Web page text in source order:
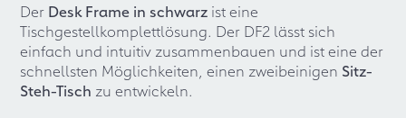
Der Desk Frame in schwarz ist eine
Tischgestellkomplettlösung. Der DF2 lässt sich
einfach und intuitiv zusammenbauen und ist eine der
schnellsten Möglichkeiten, einen zweibeinigen Sitz-
Steh-Tisch zu entwickeln.